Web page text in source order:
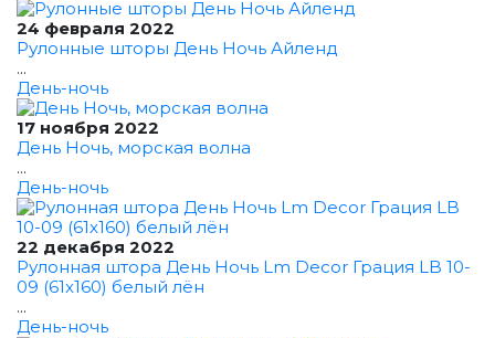
24 февраля 2022
Рулонные шторы День Ночь Айленд
...
День-ночь
17 ноября 2022
День Ночь, морская волна
...
День-ночь
22 декабря 2022
Рулонная штора День Ночь Lm Decor Грация LB 10-
09 (61x160) белый лён
...
День-ночь